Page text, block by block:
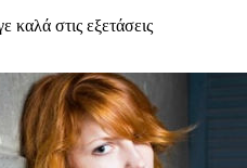
Ψυχολόγος –
καλά στις εξετάσεις